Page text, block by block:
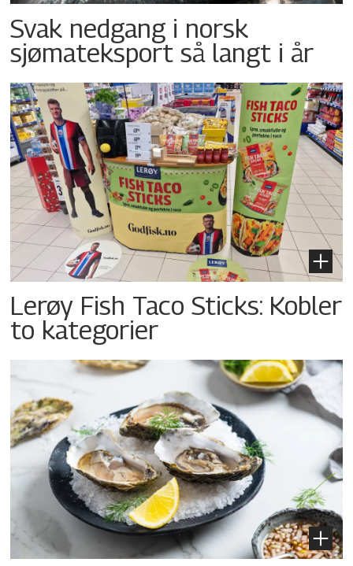
Svak nedgang i norsk
sjømateksport så langt i år
Lerøy Fish Taco Sticks: Kobler
to kategorier